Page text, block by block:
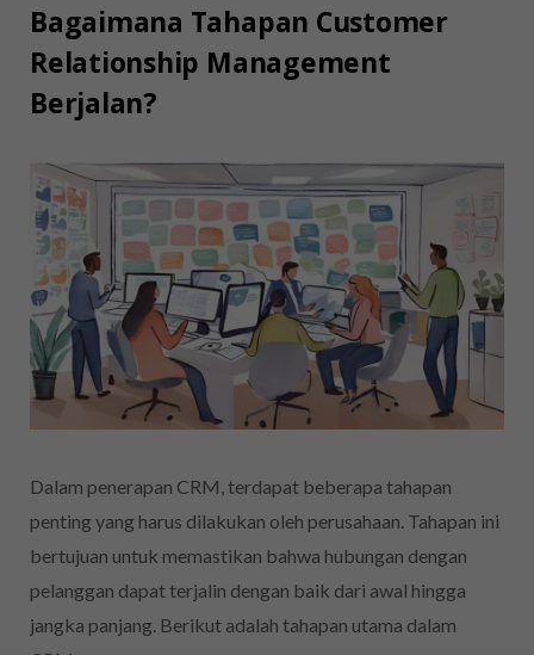
Bagaimana Tahapan Customer
Relationship Management
Berjalan?
Dalam penerapan CRM, terdapat beberapa tahapan
penting yang harus dilakukan oleh perusahaan. Tahapan ini
bertujuan untuk memastikan bahwa hubungan dengan
pelanggan dapat terjalin dengan baik dari awal hingga
jangka panjang. Berikut adalah tahapan utama dalam